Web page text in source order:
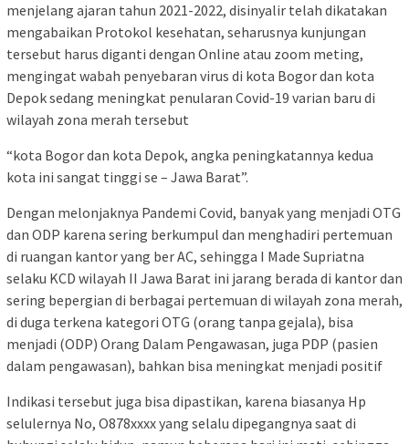
menjelang ajaran tahun 2021-2022, disinyalir telah dikatakan
mengabaikan Protokol kesehatan, seharusnya kunjungan
tersebut harus diganti dengan Online atau zoom meting,
mengingat wabah penyebaran virus di kota Bogor dan kota
Depok sedang meningkat penularan Covid-19 varian baru di
wilayah zona merah tersebut
“kota Bogor dan kota Depok, angka peningkatannya kedua
kota ini sangat tinggi se – Jawa Barat”.
Dengan melonjaknya Pandemi Covid, banyak yang menjadi OTG
dan ODP karena sering berkumpul dan menghadiri pertemuan
di ruangan kantor yang ber AC, sehingga I Made Supriatna
selaku KCD wilayah II Jawa Barat ini jarang berada di kantor dan
sering bepergian di berbagai pertemuan di wilayah zona merah,
di duga terkena kategori OTG (orang tanpa gejala), bisa
menjadi (ODP) Orang Dalam Pengawasan, juga PDP (pasien
dalam pengawasan), bahkan bisa meningkat menjadi positif
Indikasi tersebut juga bisa dipastikan, karena biasanya Hp
selulernya No, O878xxxx yang selalu dipegangnya saat di